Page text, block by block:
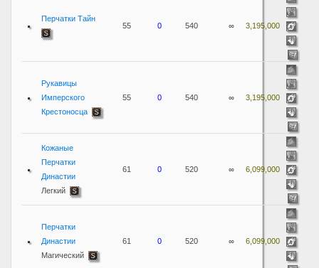
Перчатки Тайн
55
0 540 ∞ 3,195,000
Рукавицы
Имперского
Крестоносца
55 0 540 ∞ 3,195,000
Кожаные
Перчатки
Династии
Легкий
61 0 520 ∞ 6,099,000
Перчатки
Династии
Магический
61 0 520 ∞ 6,099,000